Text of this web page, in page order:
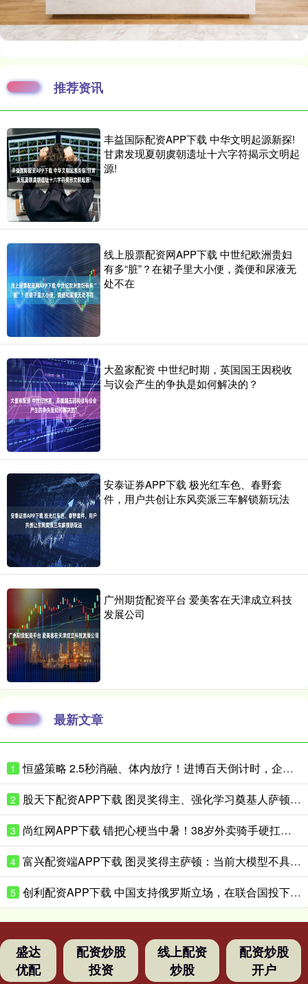
推荐资讯
丰益国际配资APP下载 中华文明起源新探!
甘肃发现夏朝虞朝遗址十六字符揭示文明起
源!
线上股票配资网APP下载 中世纪欧洲贵妇
有多“脏”？在裙子里大小便，粪便和尿液无
处不在
大盈家配资 中世纪时期，英国国王因税收
与议会产生的争执是如何解决的？
安泰证券APP下载 极光红车色、春野套
件，用户共创让东风奕派三车解锁新玩法
广州期货配资平台 爱美客在天津成立科技
发展公司
最新文章
1 恒盛策略 2.5秒消融、体内放疗！进博百天倒计时，企业亮出微创医疗硬核黑科技
2 股天下配资APP下载 图灵奖得主、强化学习奠基人萨顿：心理学是我的“秘密武器”
3 尚红网APP下载 错把心梗当中暑！38岁外卖骑手硬扛胸痛3小时，医生提醒来了！
4 富兴配资端APP下载 图灵奖得主萨顿：当前大模型不具备真实体验，到2040年有五成概率洞悉心智
5 创利配资APP下载 中国支持俄罗斯立场，在联合国投下反对票，为伊朗主持公道！
盛达
优配
配资炒股
投资
线上配资
炒股
配资炒股
开户